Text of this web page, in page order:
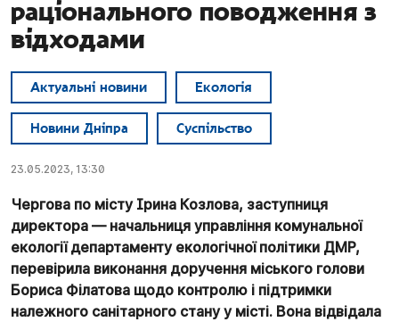
раціонального поводження з
відходами
Актуальні новини Екологія
Новини Дніпра Суспільство
23.05.2023, 13:30
Чергова по місту Ірина Козлова, заступниця
директора — начальниця управління комунальної
екології департаменту екологічної політики ДМР,
перевірила виконання доручення міського голови
Бориса Філатова щодо контролю і підтримки
належного санітарного стану у місті. Вона відвідала